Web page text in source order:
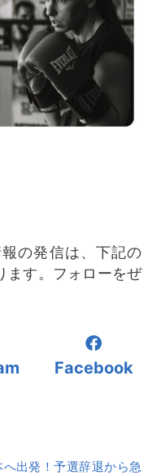
の発信は、下記の
ます。フォローをぜ
Facebook
出発！予選辞退から急